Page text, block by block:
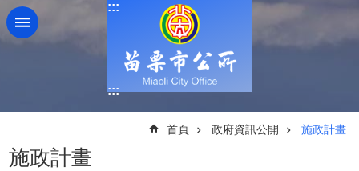
跳到主要內容區塊
:::
:::
首頁 政府資訊公開 施政計畫
施政計畫